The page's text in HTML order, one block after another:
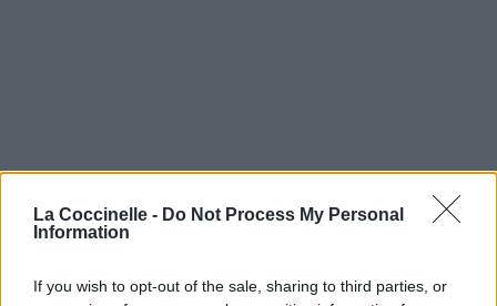
La Coccinelle - Do Not Process My Personal
Information
If you wish to opt-out of the sale, sharing to third parties, or